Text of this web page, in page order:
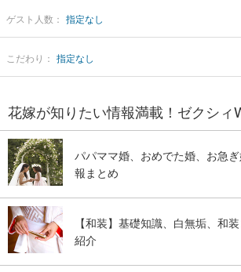
ゲスト人数： 指定なし
こだわり： 指定なし
花嫁が知りたい情報満載！ゼクシィ
パパママ婚、おめでた婚、お急
報まとめ
【和装】基礎知識、白無垢、和
紹介